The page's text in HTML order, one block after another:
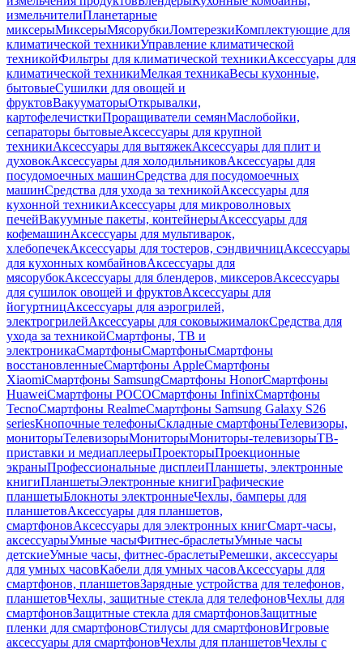
измельчителиПланетарные
миксерыМиксерыМясорубкиЛомтерезкиКомплектующие для
климатической техникиУправление климатической
техникойФильтры для климатической техникиАксессуары для
климатической техникиМелкая техникаВесы кухонные,
бытовыеСушилки для овощей и
фруктовВакууматорыОткрывалки,
картофелечисткиПроращиватели семянМаслобойки,
сепараторы бытовыеАксессуары для крупной
техникиАксессуары для вытяжекАксессуары для плит и
духовокАксессуары для холодильниковАксессуары для
посудомоечных машинСредства для посудомоечных
машинСредства для ухода за техникойАксессуары для
кухонной техникиАксессуары для микроволновых
печейВакуумные пакеты, контейнерыАксессуары для
кофемашинАксессуары для мультиварок,
хлебопечекАксессуары для тостеров, сэндвичницАксессуары
для кухонных комбайновАксессуары для
мясорубокАксессуары для блендеров, миксеровАксессуары
для сушилок овощей и фруктовАксессуары для
йогуртницАксессуары для аэрогрилей,
электрогрилейАксессуары для соковыжималокСредства для
ухода за техникойСмартфоны, ТВ и
электроникаСмартфоныСмартфоныСмартфоны
восстановленныеСмартфоны AppleСмартфоны
XiaomiСмартфоны SamsungСмартфоны HonorСмартфоны
HuaweiСмартфоны POCOСмартфоны InfinixСмартфоны
TecnoСмартфоны RealmeСмартфоны Samsung Galaxy S26
seriesКнопочные телефоныСкладные смартфоныТелевизоры,
мониторыТелевизорыМониторыМониторы-телевизорыТВ-
приставки и медиаплеерыПроекторыПроекционные
экраныПрофессиональные дисплеиПланшеты, электронные
книгиПланшетыЭлектронные книгиГрафические
планшетыБлокноты электронныеЧехлы, бамперы для
планшетовАксессуары для планшетов,
смартфоновАксессуары для электронных книгСмарт-часы,
аксессуарыУмные часыФитнес-браслетыУмные часы
детскиеУмные часы, фитнес-браслетыРемешки, аксессуары
для умных часовКабели для умных часовАксессуары для
смартфонов, планшетовЗарядные устройства для телефонов,
планшетовЧехлы, защитные стекла для телефоновЧехлы для
смартфоновЗащитные стекла для смартфоновЗащитные
пленки для смартфоновСтилусы для смартфоновИгровые
аксессуары для смартфоновЧехлы для планшетовЧехлы с